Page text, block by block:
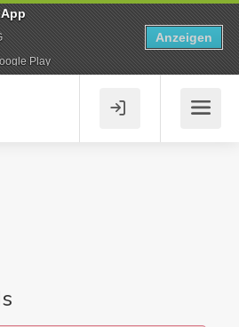
Play
Anzeigen